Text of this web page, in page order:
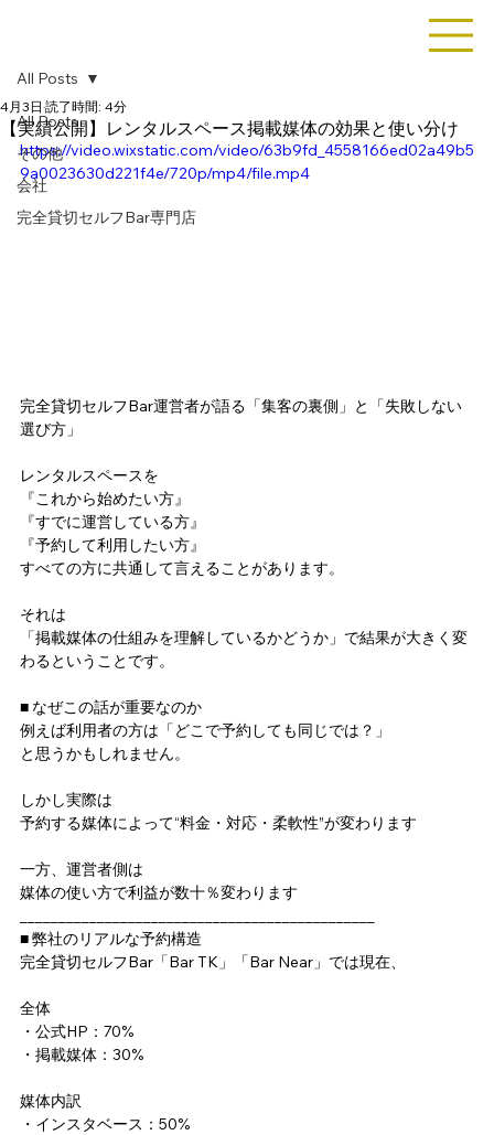
All Posts
その他
会社
完全貸切セルフBar専門店
All Posts
【実績公開】レンタルスペース掲載媒体の効果と使い分け
4月3日 読了時間: 4分
https://video.wixstatic.com/video/63b9fd_4558166ed02a49b5
9a0023630d221f4e/720p/mp4/file.mp4
完全貸切セルフBar運営者が語る「集客の裏側」と「失敗しない
選び方」
レンタルスペースを
『これから始めたい方』
『すでに運営している方』
『予約して利用したい方』
すべての方に共通して言えることがあります。
それは
「掲載媒体の仕組みを理解しているかどうか」で結果が大きく変
わるということです。
■ なぜこの話が重要なのか
例えば利用者の方は「どこで予約しても同じでは？」
と思うかもしれません。
しかし実際は
予約する媒体によって“料金・対応・柔軟性”が変わります
一方、運営者側は
媒体の使い方で利益が数十％変わります
■ 弊社のリアルな予約構造
完全貸切セルフBar「Bar TK」「Bar Near」では現在、
全体
・公式HP：70%
・掲載媒体：30%
媒体内訳
・インスタベース：50%